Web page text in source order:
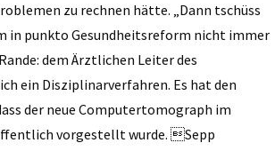
zu rechnen hätte. „Dann tschüss
in punkto Gesundheitsreform nicht immer
dem Ärztlichen Leiter des
ein Disziplinarverfahren. Es hat den
der neue Computer­tomograph im
vorgestellt wurde. Sepp